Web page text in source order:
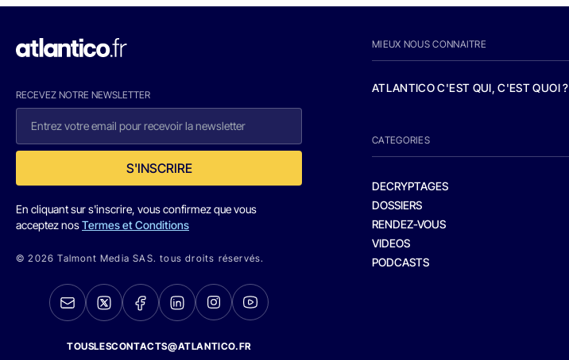
RECEVEZ NOTRE NEWSLETTER
S'INSCRIRE
En cliquant sur s'inscrire, vous confirmez que vous
acceptez nosTermes et Conditions
© 2026 Talmont Media SAS. tous droits réservés.
TOUSLESCONTACTS@ATLANTICO.FR
MIEUX NOUS CONNAITRE
ATLANTICO C'EST QUI, C'EST QUOI ?
CATEGORIES
DECRYPTAGES
DOSSIERS
RENDEZ-VOUS
VIDEOS
PODCASTS